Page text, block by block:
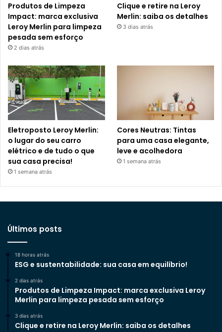
Produtos de Limpeza
Impact: marca exclusiva
Leroy Merlin para limpeza
pesada sem esforço
2 dias atrás
Clique e retire na Leroy
Merlin: saiba os detalhes
3 dias atrás
Eletroposto Leroy Merlin:
o lugar do seu carro
elétrico e de tudo o que
sua casa precisa!
1 semana atrás
Cores Neutras: Tintas
para uma casa elegante,
leve e acolhedora
1 semana atrás
Últimos posts
18 horas atrás
ESG e sustentabilidade: sua casa em equilíbrio!
2 dias atrás
Produtos de Limpeza Impact: marca exclusiva Leroy
Merlin para limpeza pesada sem esforço
3 dias atrás
Clique e retire na Leroy Merlin: saiba os detalhes